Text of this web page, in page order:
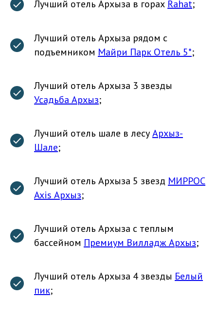
Лучший отель Архыза в горах Rahat;
Лучший отель Архыза рядом с
подъемником Майри Парк Отель 5*;
Лучший отель Архыза 3 звезды
Усадьба Архыз;
Лучший отель шале в лесуАрхыз-
Шале;
Лучший отель Архыза 5 звезд МИРРОС
Axis Архыз;
Лучший отель Архыза с теплым
бассейном Премиум Вилладж Архыз;
Лучший отель Архыза 4 звезды Белый
пик;